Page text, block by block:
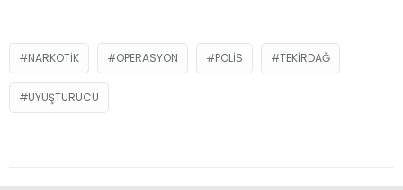
NARKOTIK OPERASYON POLIS TEKIRDAĞ
UYUŞTURUCU